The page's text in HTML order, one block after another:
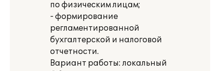
по физическим лицам;
- формирование
регламентированной
бухгалтерской и налоговой
отчетности.
Вариант работы: локальный